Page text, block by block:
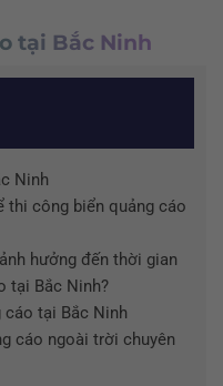
tại Bắc Ninh
Ninh
thi công biển quảng cáo
hưởng đến thời gian
tại Bắc Ninh?
tại Bắc Ninh
cáo ngoài trời chuyên